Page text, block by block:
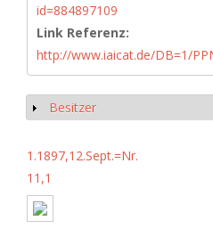
id=884897109
Link Referenz:
http://www.iaicat.de/DB=1/
Anzeigen
Besitzer
1.1897,12.Sept.=Nr.
11,1